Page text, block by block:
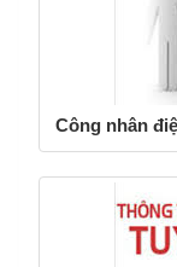
Công nhân